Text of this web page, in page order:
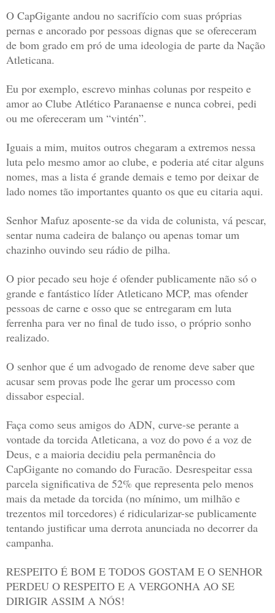
O CapGigante andou no sacrifício com suas próprias
pernas e ancorado por pessoas dignas que se ofereceram
de bom grado em pró de uma ideologia de parte da Nação
Atleticana.
Eu por exemplo, escrevo minhas colunas por respeito e
amor ao Clube Atlético Paranaense e nunca cobrei, pedi
ou me ofereceram um “vintén”.
Iguais a mim, muitos outros chegaram a extremos nessa
luta pelo mesmo amor ao clube, e poderia até citar alguns
nomes, mas a lista é grande demais e temo por deixar de
lado nomes tão importantes quanto os que eu citaria aqui.
Senhor Mafuz aposente-se da vida de colunista, vá pescar,
sentar numa cadeira de balanço ou apenas tomar um
chazinho ouvindo seu rádio de pilha.
O pior pecado seu hoje é ofender publicamente não só o
grande e fantástico líder Atleticano MCP, mas ofender
pessoas de carne e osso que se entregaram em luta
ferrenha para ver no final de tudo isso, o próprio sonho
realizado.
O senhor que é um advogado de renome deve saber que
acusar sem provas pode lhe gerar um processo com
dissabor especial.
Faça como seus amigos do ADN, curve-se perante a
vontade da torcida Atleticana, a voz do povo é a voz de
Deus, e a maioria decidiu pela permanência do
CapGigante no comando do Furacão. Desrespeitar essa
parcela significativa de 52% que representa pelo menos
mais da metade da torcida (no mínimo, um milhão e
trezentos mil torcedores) é ridicularizar-se publicamente
tentando justificar uma derrota anunciada no decorrer da
campanha.
RESPEITO É BOM E TODOS GOSTAM E O SENHOR
PERDEU O RESPEITO E A VERGONHA AO SE
DIRIGIR ASSIM A NÓS!